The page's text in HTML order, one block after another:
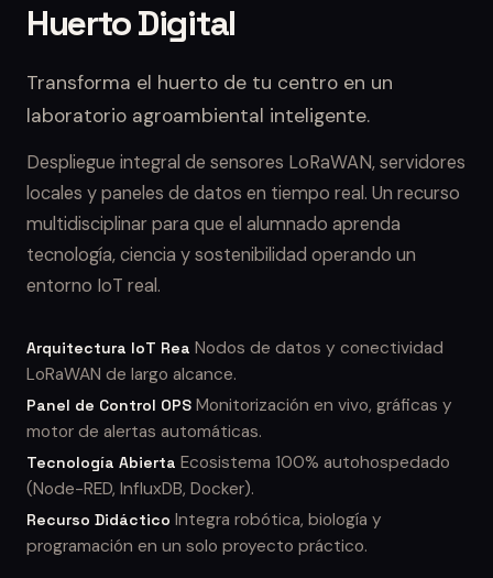
Huerto Digital
Transforma el huerto de tu centro en un
laboratorio agroambiental inteligente.
Despliegue integral de sensores LoRaWAN, servidores
locales y paneles de datos en tiempo real. Un recurso
multidisciplinar para que el alumnado aprenda
tecnología, ciencia y sostenibilidad operando un
entorno IoT real.
Arquitectura IoT Rea Nodos de datos y conectividad
LoRaWAN de largo alcance.
Panel de Control OPS Monitorización en vivo, gráficas y
motor de alertas automáticas.
Tecnología Abierta Ecosistema 100% autohospedado
(Node-RED, InfluxDB, Docker).
Recurso Didáctico Integra robótica, biología y
programación en un solo proyecto práctico.